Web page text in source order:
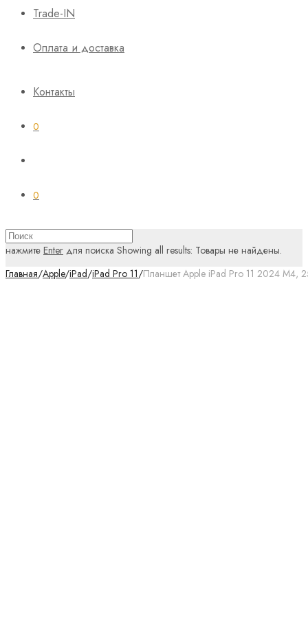
Trade-IN
Оплата и доставка
Контакты
0
0
нажмите Enter для поиска Showing all results: Товары не найдены.
Главная/Apple/iPad/iPad Pro 11/Планшет Apple iPad Pro 11 2024 M4,